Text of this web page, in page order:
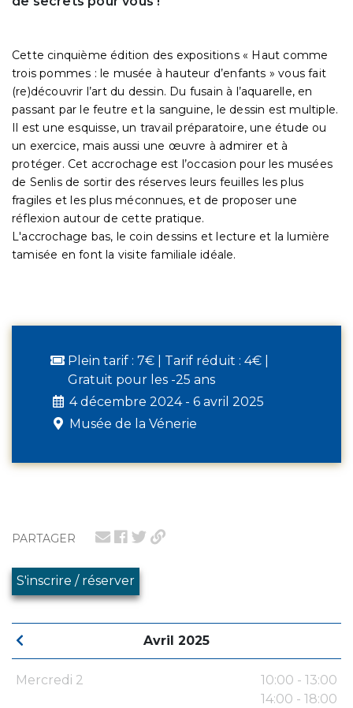
PARTAGER
S'inscrire / réserver
Avril 2025
Mercredi 2
10:00 - 13:00
14:00 - 18:00
Cette cinquième édition des expositions « Haut comme
trois pommes : le musée à hauteur d’enfants » vous fait
(re)découvrir l’art du dessin. Du fusain à l’aquarelle, en
passant par le feutre et la sanguine, le dessin est multiple.
Il est une esquisse, un travail préparatoire, une étude ou
un exercice, mais aussi une œuvre à admirer et à
protéger. Cet accrochage est l’occasion pour les musées
de Senlis de sortir des réserves leurs feuilles les plus
fragiles et les plus méconnues, et de proposer une
réflexion autour de cette pratique.
L'accrochage bas, le coin dessins et lecture et la lumière
tamisée en font la visite familiale idéale.
Plein tarif : 7€ | Tarif réduit : 4€ |
Gratuit pour les -25 ans
4 décembre 2024 - 6 avril 2025
Musée de la Vénerie